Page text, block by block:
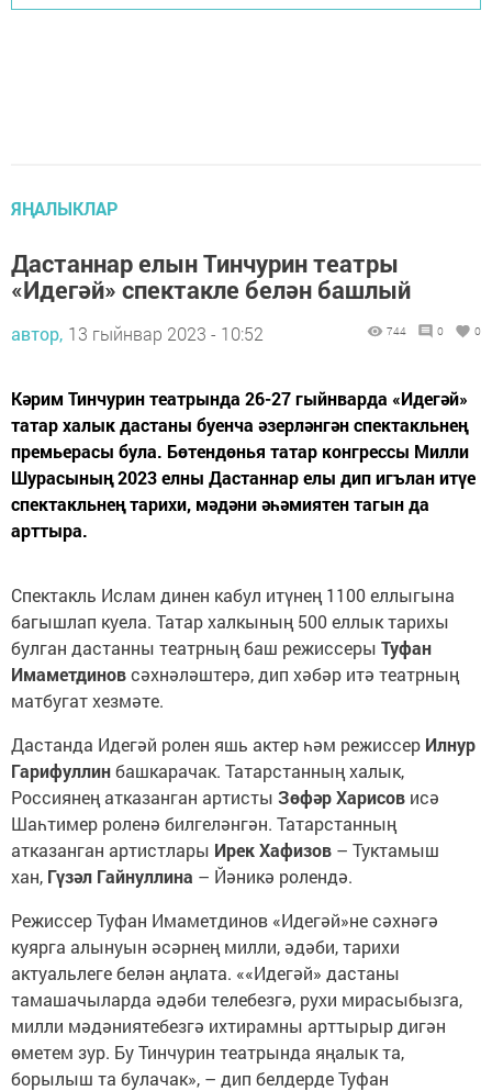
ЯҢАЛЫКЛАР
Дастаннар елын Тинчурин театры
«Идегәй» спектакле белән башлый
автор, 13 гыйнвар 2023 - 10:52 744 0 0
Кәрим Тинчурин театрында 26-27 гыйнварда «Идегәй»
татар халык дастаны буенча әзерләнгән спектакльнең
премьерасы була. Бөтендөнья татар конгрессы Милли
Шурасының 2023 елны Дастаннар елы дип игълан итүе
спектакльнең тарихи, мәдәни әһәмиятен тагын да
арттыра.
Спектакль Ислам динен кабул итүнең 1100 еллыгына
багышлап куела. Татар халкының 500 еллык тарихы
булган дастанны театрның баш режиссеры Туфан
Имаметдиновсәхнәләштерә, дип хәбәр итә театрның
матбугат хезмәте.
Дастанда Идегәй ролен яшь актер һәм режиссер Илнур
Гарифуллинбашкарачак. Татарстанның халык,
Россиянең атказанган артисты Зөфәр Харисов исә
Шаһтимер роленә билгеләнгән. Татарстанның
атказанган артистлары Ирек Хафизов – Туктамыш
хан, Гүзәл Гайнуллина – Йәникә ролендә.
Режиссер Туфан Имаметдинов «Идегәй»не сәхнәгә
куярга алынуын әсәрнең милли, әдәби, тарихи
актуальлеге белән аңлата. ««Идегәй» дастаны
тамашачыларда әдәби телебезгә, рухи мирасыбызга,
милли мәдәниятебезгә ихтирамны арттырыр дигән
өметем зур. Бу Тинчурин театрында яңалык та,
борылыш та булачак», – дип белдерде Туфан